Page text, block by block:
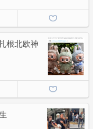
根北欧神